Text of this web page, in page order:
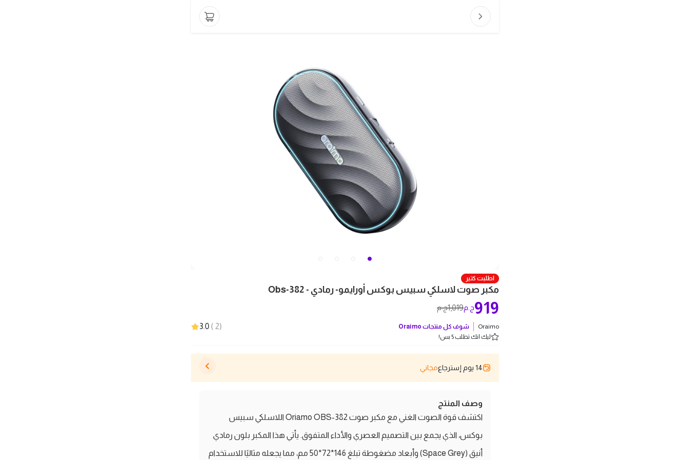
اطلبت كتير
مكبر صوت لاسلكي سبيس بوكس أورايمو- رمادي - Obs-382
1,019ج.م 919ج.م
Oraimo شوف كل منتجات Oraimo
(
2
)
3.0
ليك انك تطلب 5 بس!
14 يوم إسترجاع مجاني
وصف المنتج
اكتشف قوة الصوت الغني مع مكبر صوت Oriamo OBS-382 اللاسلكي سبيس
بوكس، الذي يجمع بين التصميم العصري والأداء المتفوق. يأتي هذا المكبر بلون رمادي
أنيق (Space Grey) وأبعاد مضغوطة تبلغ 146*72*50 مم، مما يجعله مثاليًا للاستخدام